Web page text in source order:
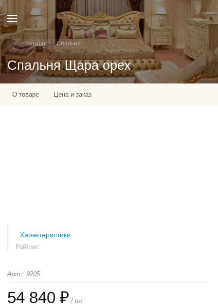
Каталог Спальни
Спальня Щара орех
О товаре Цена и заказ
Характеристики
Рейтинг:
Арт.: 9205
54 840 ₽ / шт